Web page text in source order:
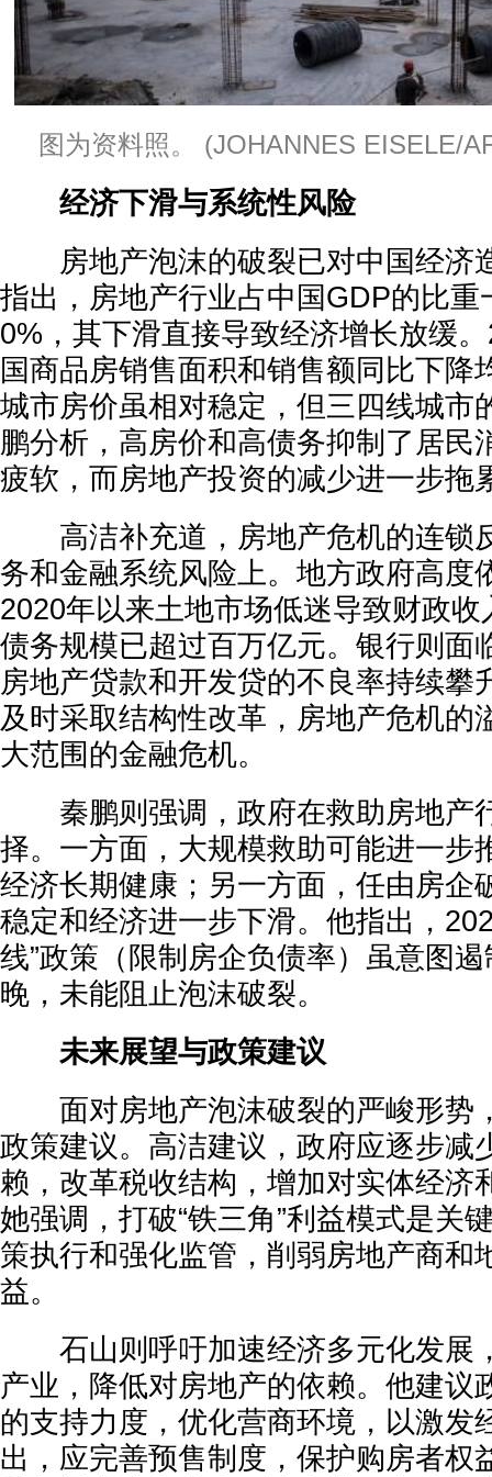
图为资料照。 (JOHANNES EISELE/
经济下滑与系统性风险
房地产泡沫的破裂已对中国经济
指出，房地产行业占中国GDP的比重
0%，其下滑直接导致经济增长放缓
国商品房销售面积和销售额同比下降
城市房价虽相对稳定，但三四线城市
鹏分析，高房价和高债务抑制了居民
疲软，而房地产投资的减少进一步拖
高洁补充道，房地产危机的连锁
务和金融系统风险上。地方政府高度
2020年以来土地市场低迷导致财政
债务规模已超过百万亿元。银行则面
房地产贷款和开发贷的不良率持续攀
及时采取结构性改革，房地产危机的
大范围的金融危机。
秦鹏则强调，政府在救助房地产
择。一方面，大规模救助可能进一步
经济长期健康；另一方面，任由房企
稳定和经济进一步下滑。他指出，
线”政策（限制房企负债率）虽意图
晚，未能阻止泡沫破裂。
未来展望与政策建议
面对房地产泡沫破裂的严峻形势
政策建议。高洁建议，政府应逐步减
赖，改革税收结构，增加对实体经济
她强调，打破“铁三角”利益模式是关
策执行和强化监管，削弱房地产商和
益。
石山则呼吁加速经济多元化发展
产业，降低对房地产的依赖。他建议
的支持力度，优化营商环境，以激发
出，应完善预售制度，保护购房者权